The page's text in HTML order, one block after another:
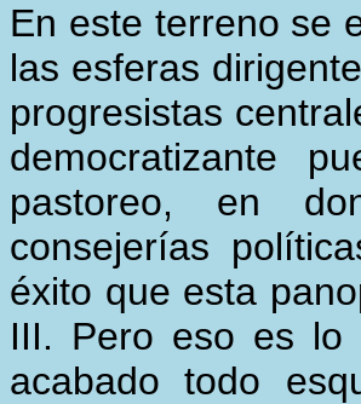
En este terreno se
las esferas
progresistas
democratizante
pastoreo, en
consejerías
éxito que esta
III. Pero eso es lo
acabado todo